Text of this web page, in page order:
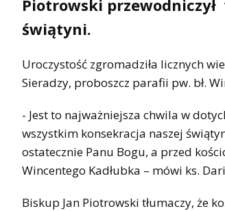
Piotrowski
świątyni.
Uroczystość zgromadziła licznych
Sieradzy, proboszcz parafii pw. bł.
- Jest to najważniejsza chwila w
wszystkim konsekracja naszej
ostatecznie Panu Bogu, a przed
Wincentego Kadłubka – mówi ks.
Biskup Jan Piotrowski tłumaczy, że